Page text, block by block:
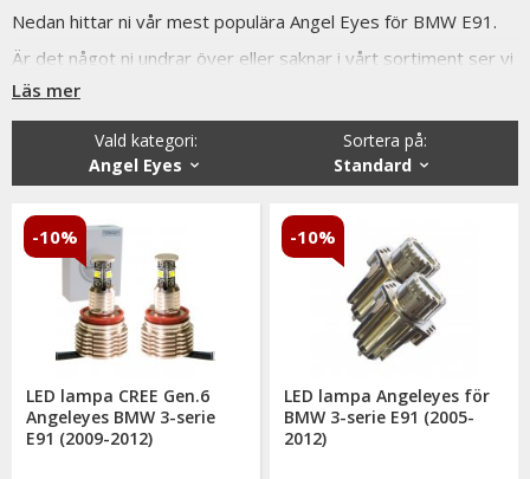
Nedan hittar ni vår mest populära Angel Eyes för BMW E91.
Är det något ni undrar över eller saknar i vårt sortiment ser vi
fram emot att ni kontaktar oss.
Ni når oss på 041332002 (vardagar 9-16) eller per mail
info@mrtuning.se
Läs mer
Sortera på:
Standard
Vald kategori:
Angel Eyes
LED lampa CREE Gen.6
Angeleyes BMW 3-serie
E91 (2009-2012)
-10%
LED lampa Angeleyes för
BMW 3-serie E91 (2005-
2012)
-10%